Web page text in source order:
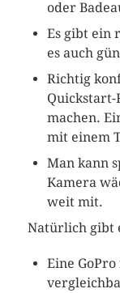
oder
Es gibt ein
es auch
Richtig
machen.
mit einem
Man kann
Kamera
weit mit.
Natürlich gibt
Eine